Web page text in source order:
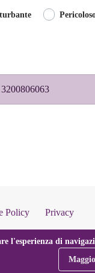
Policy Privacy
l'esperienza di